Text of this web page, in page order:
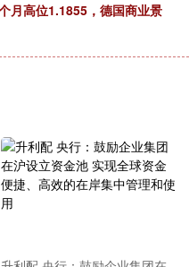
月高位1.1855，德国商业景